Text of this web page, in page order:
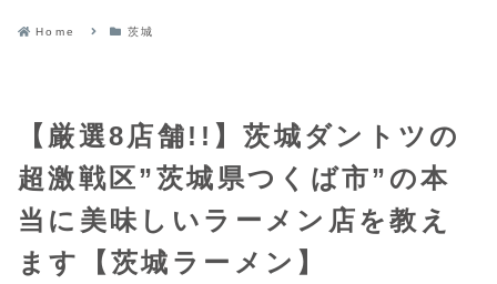
Home 茨城
【厳選8店舗!!】茨城ダントツの
超激戦区”茨城県つくば市”の本
当に美味しいラーメン店を教え
ます【茨城ラーメン】